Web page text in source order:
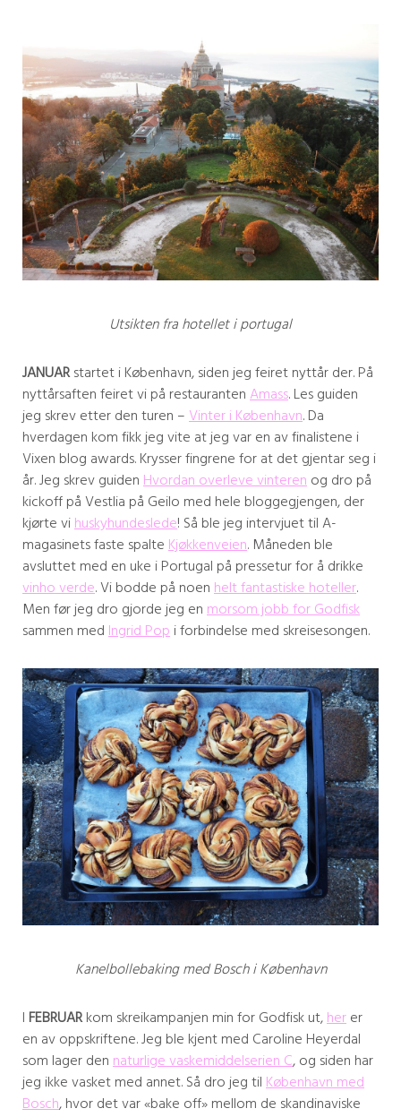
Utsikten fra hotellet i portugal
JANUARstartet i København, siden jeg feiret nyttår der. På
nyttårsaften feiret vi på restaurantenAmass. Les guiden
jeg skrev etter den turen –Vinter i København. Da
hverdagen kom fikk jeg vite at jeg var en av finalistene i
Vixen blog awards. Krysser fingrene for at det gjentar seg i
år. Jeg skrev guidenHvordan overleve vinterenog dro på
kickoff på Vestlia på Geilo med hele bloggegjengen, der
kjørte vihuskyhundeslede! Så ble jeg intervjuet til A-
magasinets faste spalteKjøkkenveien. Måneden ble
avsluttet med en uke i Portugal på pressetur for å drikke
vinho verde. Vi bodde på noenhelt fantastiske hoteller.
Men før jeg dro gjorde jeg enmorsom jobb for Godfisk
sammen medIngrid Popi forbindelse med skreisesongen.
Kanelbollebaking med Bosch i København
I FEBRUARkom skreikampanjen min for Godfisk ut,herer
en av oppskriftene. Jeg ble kjent med Caroline Heyerdal
som lager dennaturlige vaskemiddelserien C, og siden har
jeg ikke vasket med annet. Så dro jeg tilKøbenhavn med
Bosch, hvor det var «bake off» mellom de skandinaviske